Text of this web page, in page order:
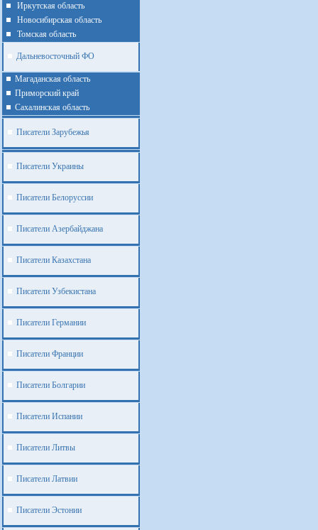
Иркутская область
Новосибирская область
Томская область
Дальневосточный ФО
Магаданская область
Приморский край
Cахалинская область
Писатели Зарубежья
Писатели Украины
Писатели Белоруссии
Писатели Азербайджана
Писатели Казахстана
Писатели Узбекистана
Писатели Германии
Писатели Франции
Писатели Болгарии
Писатели Испании
Писатели Литвы
Писатели Латвии
Писатели Эстонии